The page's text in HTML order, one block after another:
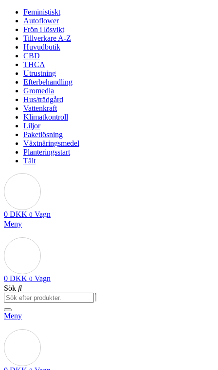
Feministiskt
Autoflower
Frön i lösvikt
Tillverkare A-Z
Huvudbutik
CBD
THCA
Utrustning
Efterbehandling
Gromedia
Hus/trädgård
Vattenkraft
Klimatkontroll
Liljor
Paketlösning
Växtnäringsmedel
Planteringsstart
Tält
0 DKK 0 Vagn
Meny
0 DKK 0 Vagn
Sök
Meny